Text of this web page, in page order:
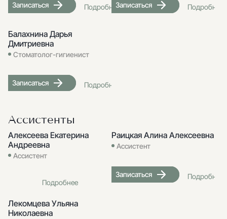
Записаться ПодробнееЗаписаться Подробнее
Балахнина Дарья
Дмитриевна
Стоматолог-гигиенист
Записаться Подробнее
Ассистенты
Алексеева Екатерина
Андреевна
Ассистент
Подробнее
Раицкая Алина Алексеевна
Ассистент
Записаться Подробнее
Лекомцева Ульяна
Николаевна